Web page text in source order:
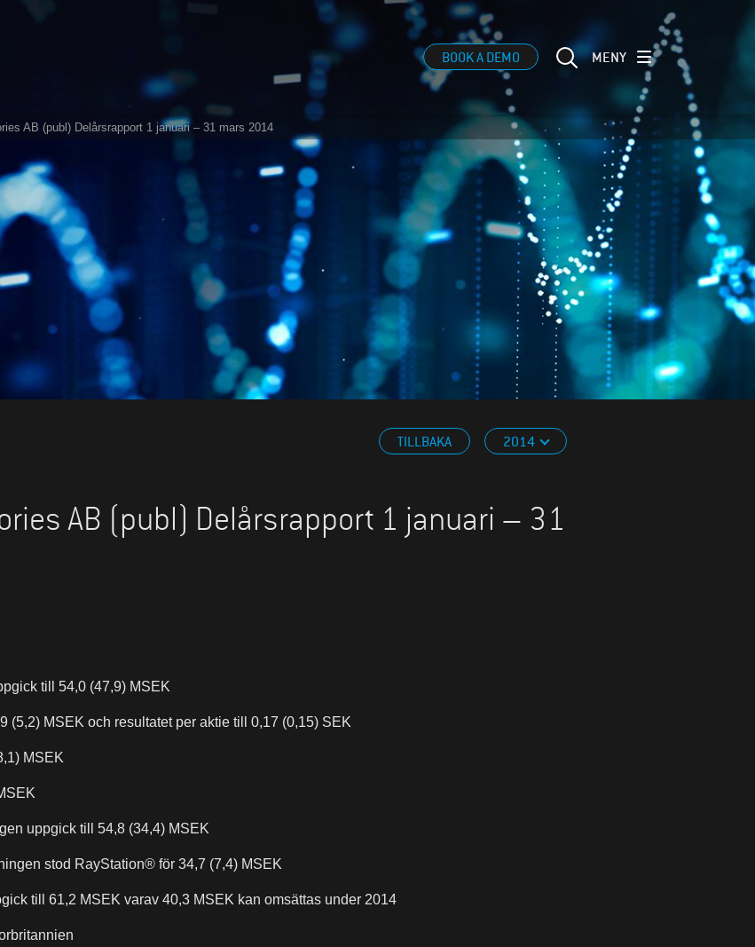
BOOK A DEMO MENY
AB (publ) Delårsrapport 1 januari – 31 mars 2014
TILLBAKA 2014
AB (publ) Delårsrapport 1 januari – 31
till 54,0 (47,9) MSEK
(5,2) MSEK och resultatet per aktie till 0,17 (0,15) SEK
MSEK
uppgick till 54,8 (34,4) MSEK
stod RayStation® för 34,7 (7,4) MSEK
till 61,2 MSEK varav 40,3 MSEK kan omsättas under 2014